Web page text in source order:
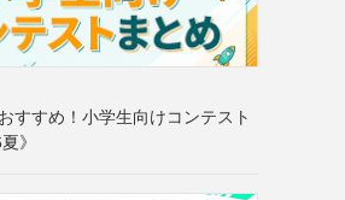
すすめ！小学生向けコンテスト
》